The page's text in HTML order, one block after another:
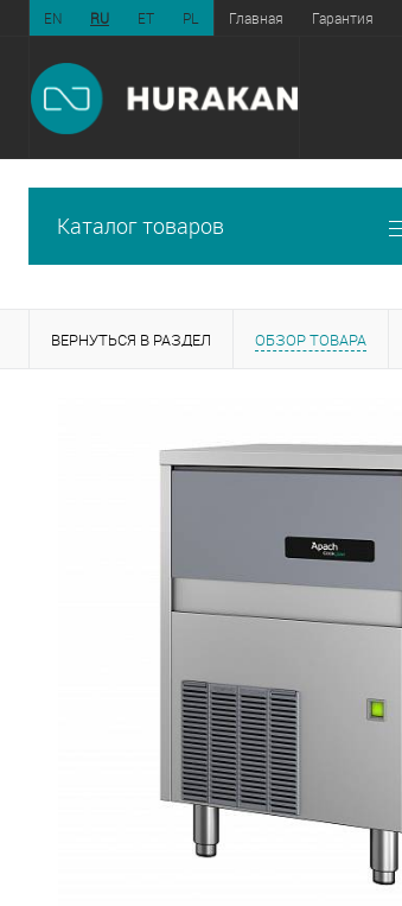
EN RU ET PL Главная Гарантия
Каталог товаров
ВЕРНУТЬСЯ В РАЗДЕЛ ОБЗОР ТОВАРА